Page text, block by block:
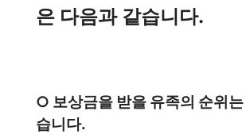
은 다음과 같습니다.
○ 보상금을 받을 유족의 순위
습니다.